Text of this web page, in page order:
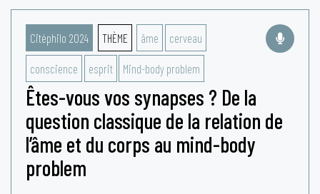
Citéphilo 2024 THÈME âme cerveau
conscience esprit Mind-body problem
Êtes-vous vos synapses ? De la
question classique de la relation de
l’âme et du corps au mind-body
problem